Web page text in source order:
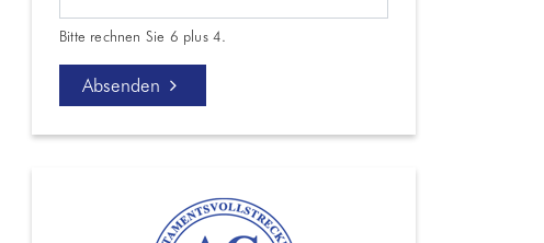
Bitte rechnen Sie 6 plus 4.
Absenden